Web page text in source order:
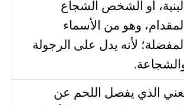
أو الشخص الشجاع
وهو من الأسماء
لأنه يدل على الرجولة
الذي يفصل اللحم عن